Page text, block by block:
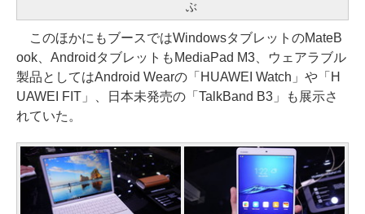
ぶ
このほかにもブースではWindowsタブレットのMateB
ook、AndroidタブレットもMediaPad M3、ウェアラブル
製品としてはAndroid Wearの「HUAWEI Watch」や「H
UAWEI FIT」、日本未発売の「TalkBand B3」も展示さ
れていた。